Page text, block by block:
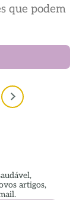
que podem
artigos,